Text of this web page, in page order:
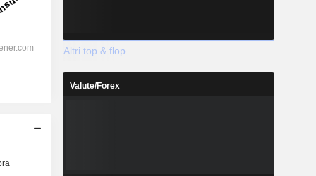
Altri top & flop
Valute/Forex